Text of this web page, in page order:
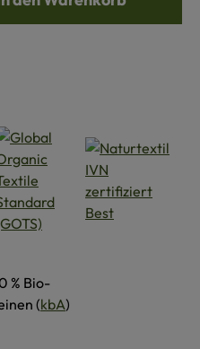
% Bio-
(kbA)